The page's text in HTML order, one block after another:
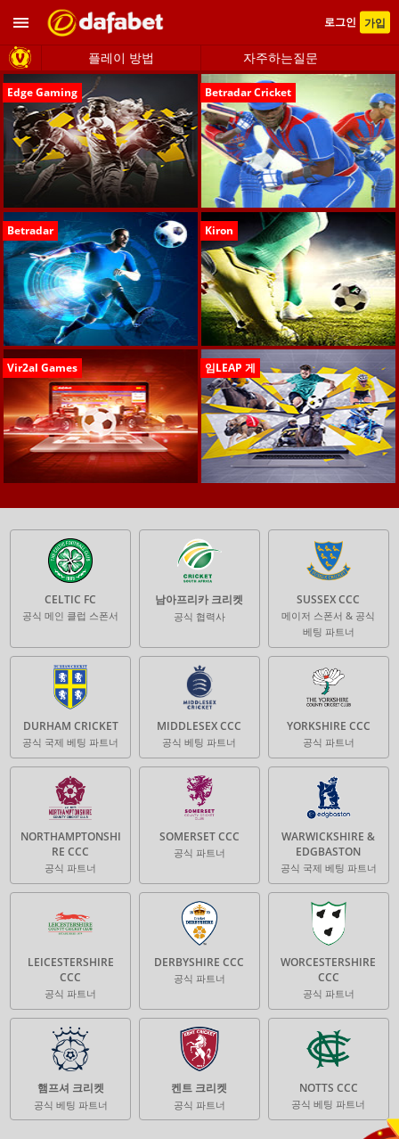
로그인 가입
플레이 방법 자주하는질문
Edge Gaming Betradar Cricket
Betradar Kiron
Vir2al Games 임LEAP 게
CELTIC FC
공식 메인 클럽 스폰서
남아프리카 크리켓
공식 협력사
SUSSEX CCC
메이저 스폰서 & 공식
베팅 파트너
DURHAM CRICKET
공식 국제 베팅 파트너
MIDDLESEX CCC
공식 베팅 파트너
YORKSHIRE CCC
공식 파트너
NORTHAMPTONSHI
RE CCC
공식 파트너
SOMERSET CCC
공식 파트너
WARWICKSHIRE &
EDGBASTON
공식 국제 베팅 파트너
LEICESTERSHIRE
CCC
공식 파트너
DERBYSHIRE CCC
공식 파트너
WORCESTERSHIRE
CCC
공식 파트너
햄프셔 크리켓
공식 베팅 파트너
켄트 크리켓
공식 파트너
NOTTS CCC
공식 베팅 파트너